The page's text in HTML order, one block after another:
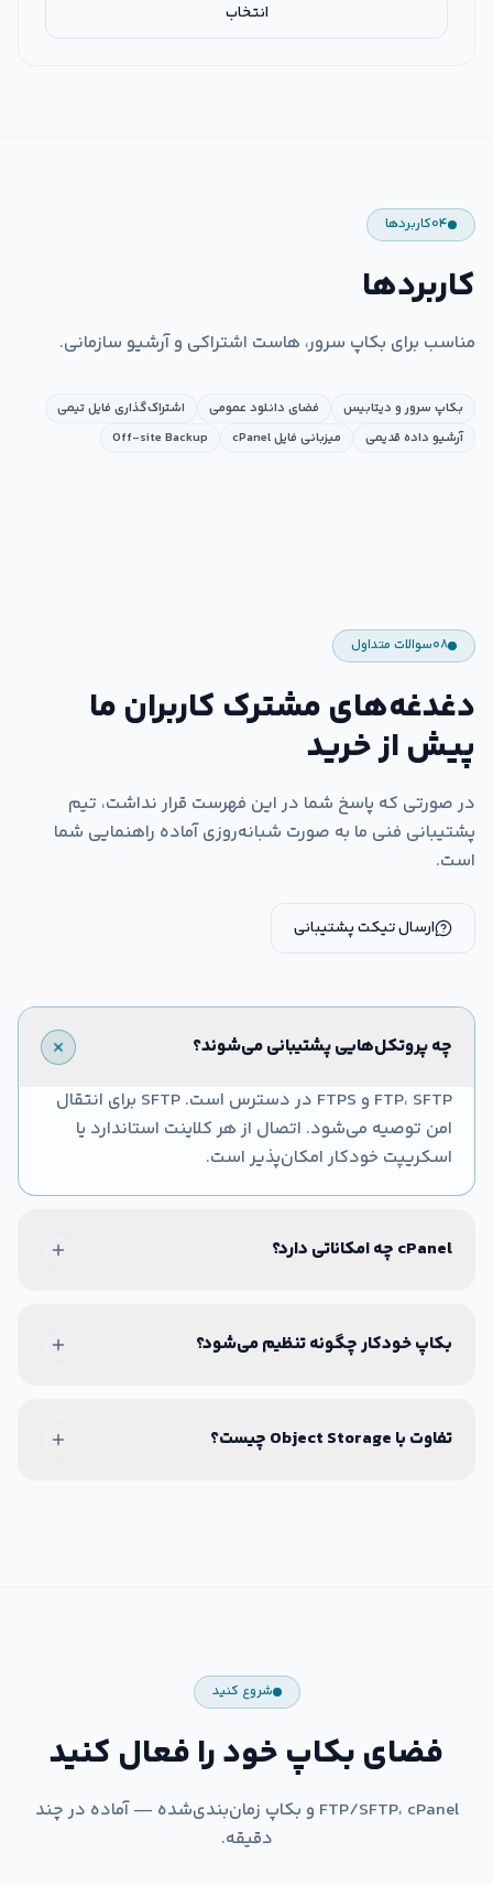
انتخاب
۰۴کاربردها
کاربردها
مناسب برای بکاپ سرور، هاست اشتراکی و آرشیو سازمانی.
بکاپ سرور و دیتابیس فضای دانلود عمومی
اشتراک‌گذاری فایل تیمی
آرشیو داده قدیمی
میزبانی فایل cPanel Off-site Backup
۰۸سوالات متداول
دغدغه‌های مشترک کاربران ما
پیش از خرید
در صورتی که پاسخ شما در این فهرست قرار نداشت، تیم
پشتیبانی فنی ما به صورت شبانه‌روزی آماده راهنمایی شما
است.
ارسال تیکت پشتیبانی
چه پروتکل‌هایی پشتیبانی می‌شوند؟
FTP، SFTP و FTPS در دسترس است. SFTP برای انتقال
امن توصیه می‌شود. اتصال از هر کلاینت استاندارد یا
اسکریپت خودکار امکان‌پذیر است.
cPanel چه امکاناتی دارد؟
بکاپ خودکار چگونه تنظیم می‌شود؟
تفاوت با Object Storage چیست؟
شروع کنید
فضای بکاپ خود را فعال کنید
FTP/SFTP، cPanel و بکاپ زمان‌بندی‌شده — آماده در چند
دقیقه.